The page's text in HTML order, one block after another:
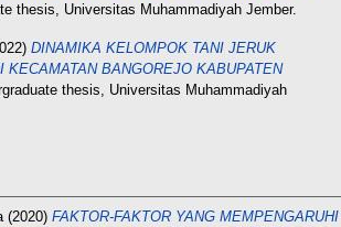
thesis, Universitas Muhammadiyah Jember.
DINAMIKA KELOMPOK TANI JERUK
KECAMATAN BANGOREJO KABUPATEN
thesis, Universitas Muhammadiyah
(2020) FAKTOR-FAKTOR YANG MEMPENGARUHI